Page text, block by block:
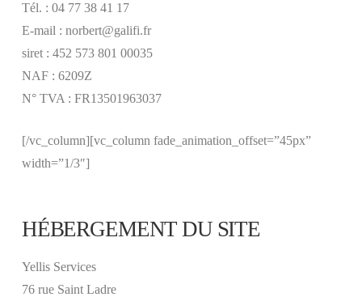
Tél. : 04 77 38 41 17
E-mail : norbert@galifi.fr
siret : 452 573 801 00035
NAF : 6209Z
N° TVA : FR13501963037
[/vc_column][vc_column fade_animation_offset=”45px”
width=”1/3″]
HÉBERGEMENT DU SITE
Yellis Services
76 rue Saint Ladre